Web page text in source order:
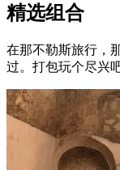
精选组合
在那不勒斯旅行，
过。打包玩个尽兴吧